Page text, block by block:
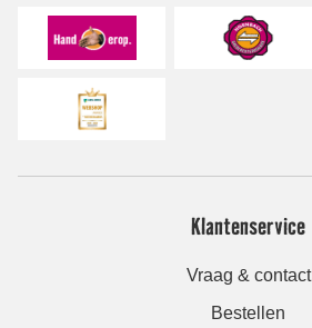
Klantenservice
Vraag & contact
Bestellen